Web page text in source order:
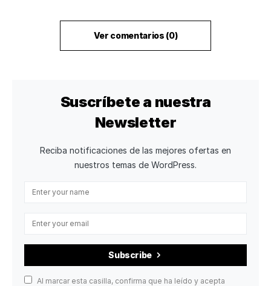
Ver comentarios (0)
Suscríbete a nuestra
Newsletter
Reciba notificaciones de las mejores ofertas en
nuestros temas de WordPress.
Subscribe
Al marcar esta casilla, confirma que ha leído y acepta